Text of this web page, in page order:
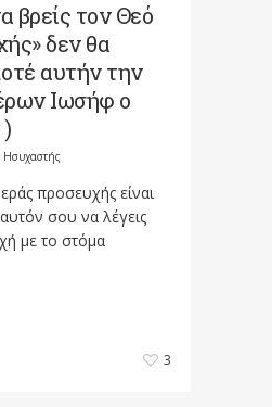
βρείς τον Θεό
δεν θα
αυτήν την
Ιωσήφ ο
προσευχής είναι
σου να λέγεις
με το στόμα
3